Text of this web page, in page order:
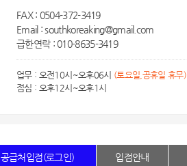
FAX : 0504-372-3419
Email : southkoreaking@gmail.com
급한연락 : 010-8635-3419
업무 : 오전10시~오후06시 (토요일,공휴일 휴무)
점심 : 오후12시~오후1시
공급처입점(로그인) 입점안내